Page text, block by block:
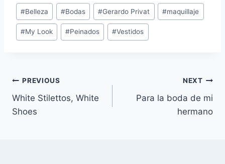
Post
Tags:
#Belleza #Bodas #Gerardo Privat #maquillaje
#My Look #Peinados #Vestidos
Navegación
de
PREVIOUS
White Stilettos, White
Shoes
NEXT
Para la boda de mi
hermano